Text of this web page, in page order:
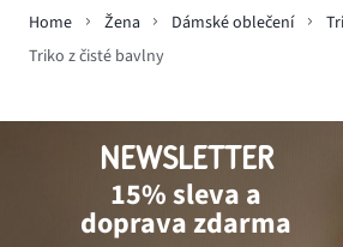
Home Žena Dámské oblečení
Triko z čisté bavlny
NEWSLETTER
15% sleva a
doprava zdarma